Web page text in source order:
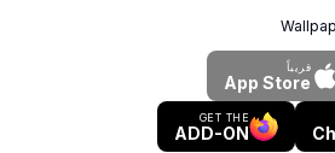
قريباً
App Store
GET THE
ADD-ON